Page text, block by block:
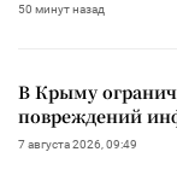
50 минут назад
В Крыму
повреждений
7 августа 2026, 09:49